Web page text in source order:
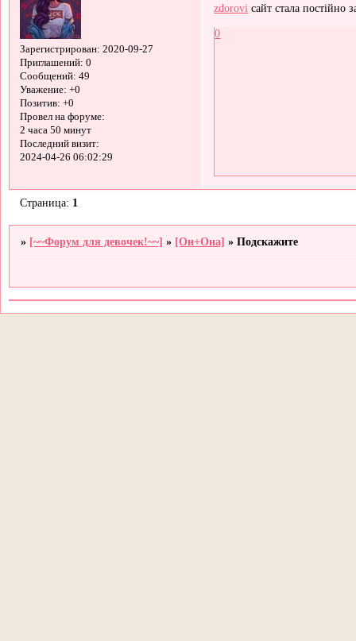
Зарегистрирован: 2020-09-27
Приглашений: 0
Сообщений: 49
Уважение: +0
Позитив: +0
Провел на форуме:
2 часа 50 минут
Последний визит:
2024-04-26 06:02:29
zdorovi сайт стала постійно
0
Страница: 1
» [~~Форум для девочек!~~] » [Он+Она] »Подскажите